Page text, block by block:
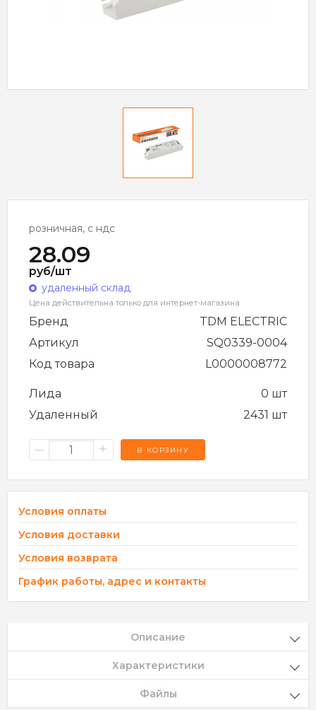
розничная, с ндс
28.09
руб/шт
удаленный склад
Цена действительна только для интернет-магазина
Бренд
TDM ELECTRIC
Артикул
SQ0339-0004
Код товара
L0000008772
Лида
0 шт
Удаленный
2431 шт
– + В КОРЗИНУ
Условия оплаты
Условия доставки
Условия возврата
График работы, адрес и контакты
Описание
Характеристики
Файлы